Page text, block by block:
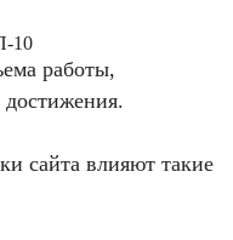
10
работы,
сайта влияют такие